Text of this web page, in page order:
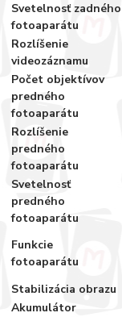
Svetelnosť zadného
fotoaparátu
Rozlíšenie
videozáznamu
Počet objektívov
predného
fotoaparátu
Rozlíšenie
predného
fotoaparátu
Svetelnosť
predného
fotoaparátu
Funkcie
fotoaparátu
Stabilizácia obrazu
Akumulátor